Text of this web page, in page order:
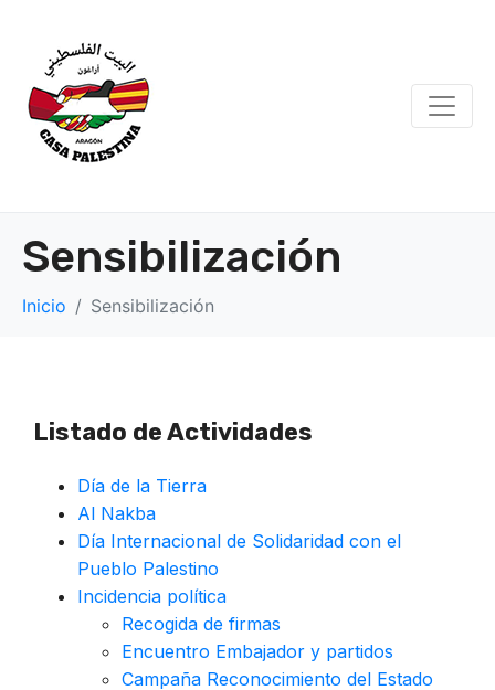
Sensibilización
Inicio Sensibilización
Listado de Actividades
Día de la Tierra
Al Nakba
Día Internacional de Solidaridad con el
Pueblo Palestino
Incidencia política
Recogida de firmas
Encuentro Embajador y partidos
Campaña Reconocimiento del Estado